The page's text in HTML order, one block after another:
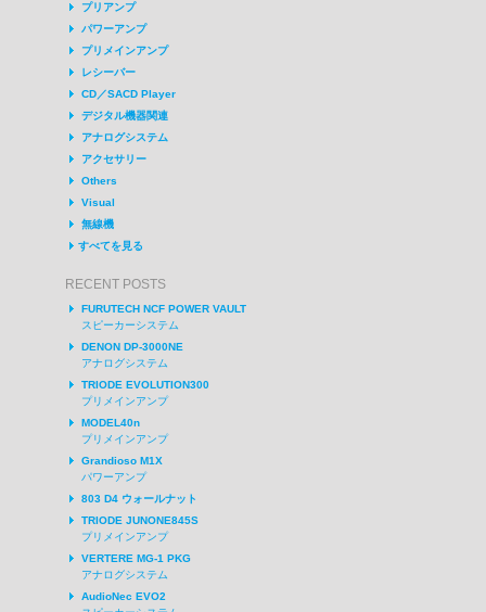
プリアンプ
パワーアンプ
プリメインアンプ
レシーバー
CD／SACD Player
デジタル機器関連
アナログシステム
アクセサリー
Others
Visual
無線機
すべてを見る
RECENT POSTS
FURUTECH NCF POWER VAULT
スピーカーシステム
DENON DP-3000NE
アナログシステム
TRIODE EVOLUTION300
プリメインアンプ
MODEL40n
プリメインアンプ
Grandioso M1X
パワーアンプ
803 D4 ウォールナット
TRIODE JUNONE845S
プリメインアンプ
VERTERE MG-1 PKG
アナログシステム
AudioNec EVO2